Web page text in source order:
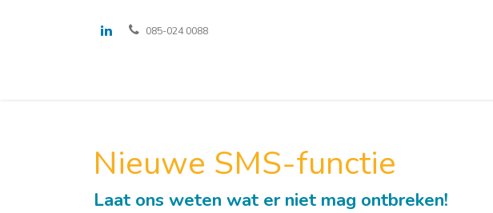
085-024 0088
Nieuwe SMS-functie
Laat ons weten wat er niet mag ontbreken!